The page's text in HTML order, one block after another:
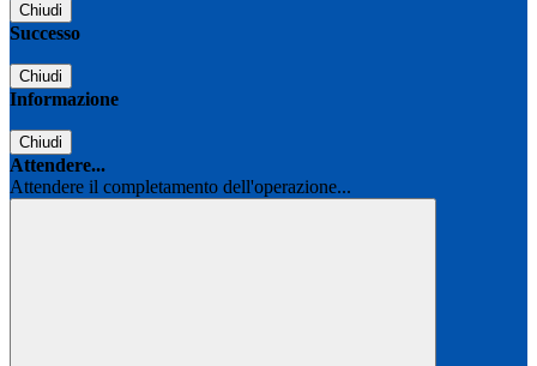
Chiudi
Successo
Chiudi
Informazione
Chiudi
Attendere...
Attendere il completamento dell'operazione...